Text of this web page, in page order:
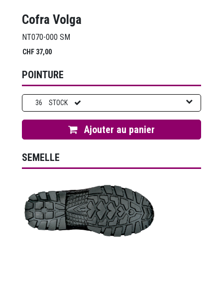
Cofra Volga
NT070-000 SM
CHF 37,00
POINTURE
36 STOCK
Ajouter au panier
SEMELLE